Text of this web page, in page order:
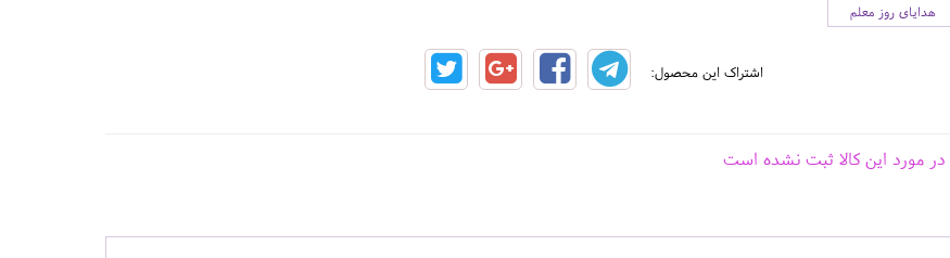
هدایای روز معلم
اشتراک این محصول:
مورد این کالا ثبت نشده است